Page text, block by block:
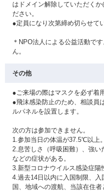
はドメイン解除していただく
ださい。
●定員になり次第締め切らせて
＊NPO法人による公益活動で
ん。
その他
●ご来場の際はマスクを必ず着
●飛沫感染防止のため、相談員
ルパネルを設置します。
次の方は参加できません。
1.参加当日の体温が37.5℃以上。
2.息苦しさ（呼吸困難）、強い
などの症状がある。
3.新型コロナウイルス感染症陽
4.過去14日以内に入国制限、
国、地域への渡航、当該在住者